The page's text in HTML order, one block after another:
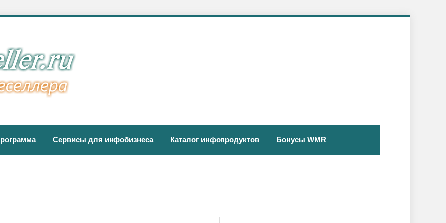
Сервисы для инфобизнеса Каталог инфопродуктов Бонусы WMR